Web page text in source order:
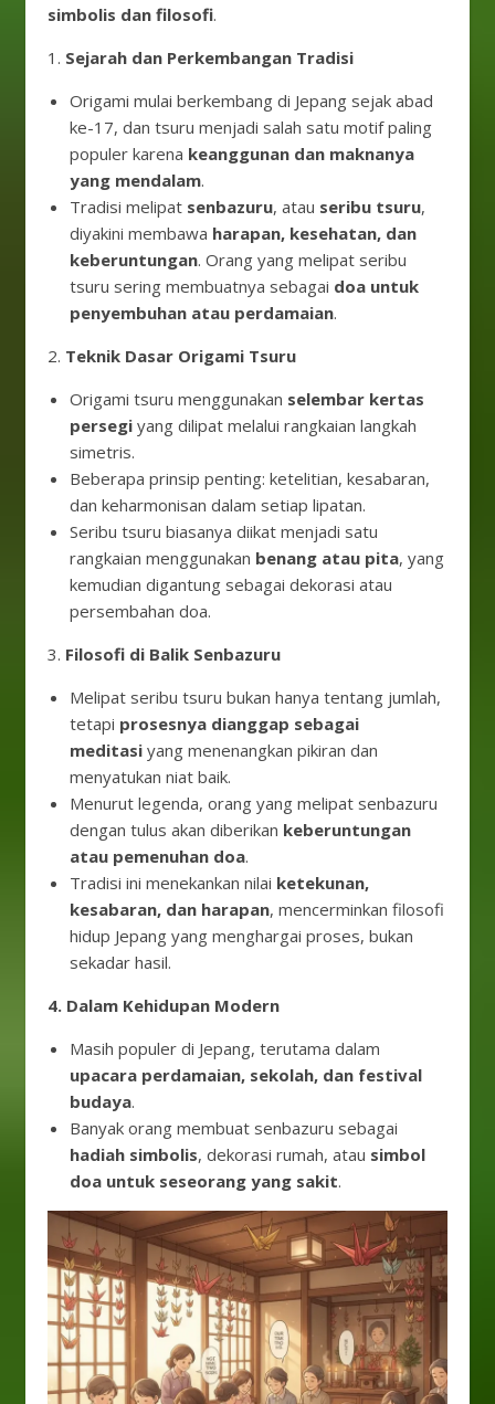
simbolis dan filosofi.
1. Sejarah dan Perkembangan Tradisi
Origami mulai berkembang di Jepang sejak abad
ke-17, dan tsuru menjadi salah satu motif paling
populer karena keanggunan dan maknanya
yang mendalam.
Tradisi melipat senbazuru, atau seribu tsuru,
diyakini membawa harapan, kesehatan, dan
keberuntungan. Orang yang melipat seribu
tsuru sering membuatnya sebagai doa untuk
penyembuhan atau perdamaian.
2. Teknik Dasar Origami Tsuru
Origami tsuru menggunakan selembar kertas
persegi yang dilipat melalui rangkaian langkah
simetris.
Beberapa prinsip penting: ketelitian, kesabaran,
dan keharmonisan dalam setiap lipatan.
Seribu tsuru biasanya diikat menjadi satu
rangkaian menggunakan benang atau pita, yang
kemudian digantung sebagai dekorasi atau
persembahan doa.
3. Filosofi di Balik Senbazuru
Melipat seribu tsuru bukan hanya tentang jumlah,
tetapi prosesnya dianggap sebagai
meditasi yang menenangkan pikiran dan
menyatukan niat baik.
Menurut legenda, orang yang melipat senbazuru
dengan tulus akan diberikan keberuntungan
atau pemenuhan doa.
Tradisi ini menekankan nilai ketekunan,
kesabaran, dan harapan, mencerminkan filosofi
hidup Jepang yang menghargai proses, bukan
sekadar hasil.
4. Dalam Kehidupan Modern
Masih populer di Jepang, terutama dalam
upacara perdamaian, sekolah, dan festival
budaya.
Banyak orang membuat senbazuru sebagai
hadiah simbolis, dekorasi rumah, atau simbol
doa untuk seseorang yang sakit.